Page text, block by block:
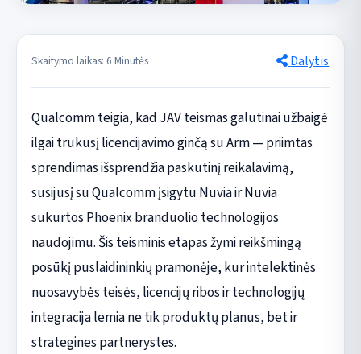
Skaitymo laikas: 6 Minutės Dalytis
Qualcomm teigia, kad JAV teismas galutinai užbaigė
ilgai trukusį licencijavimo ginčą su Arm — priimtas
sprendimas išsprendžia paskutinį reikalavimą,
susijusį su Qualcomm įsigytu Nuvia ir Nuvia
sukurtos Phoenix branduolio technologijos
naudojimu. Šis teisminis etapas žymi reikšmingą
posūkį puslaidininkių pramonėje, kur intelektinės
nuosavybės teisės, licencijų ribos ir technologijų
integracija lemia ne tik produktų planus, bet ir
strategines partnerystes.